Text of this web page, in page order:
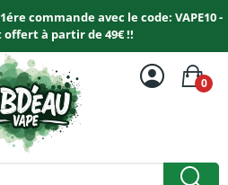
commande avec le code: VAPE10 -
offert à partir de 49€ !!
0